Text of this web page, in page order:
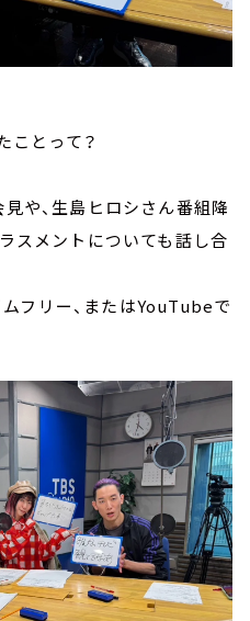
ことって？
や、生島ヒロシさん番組降
スメントについても話し合
フリー、またはYouTubeで